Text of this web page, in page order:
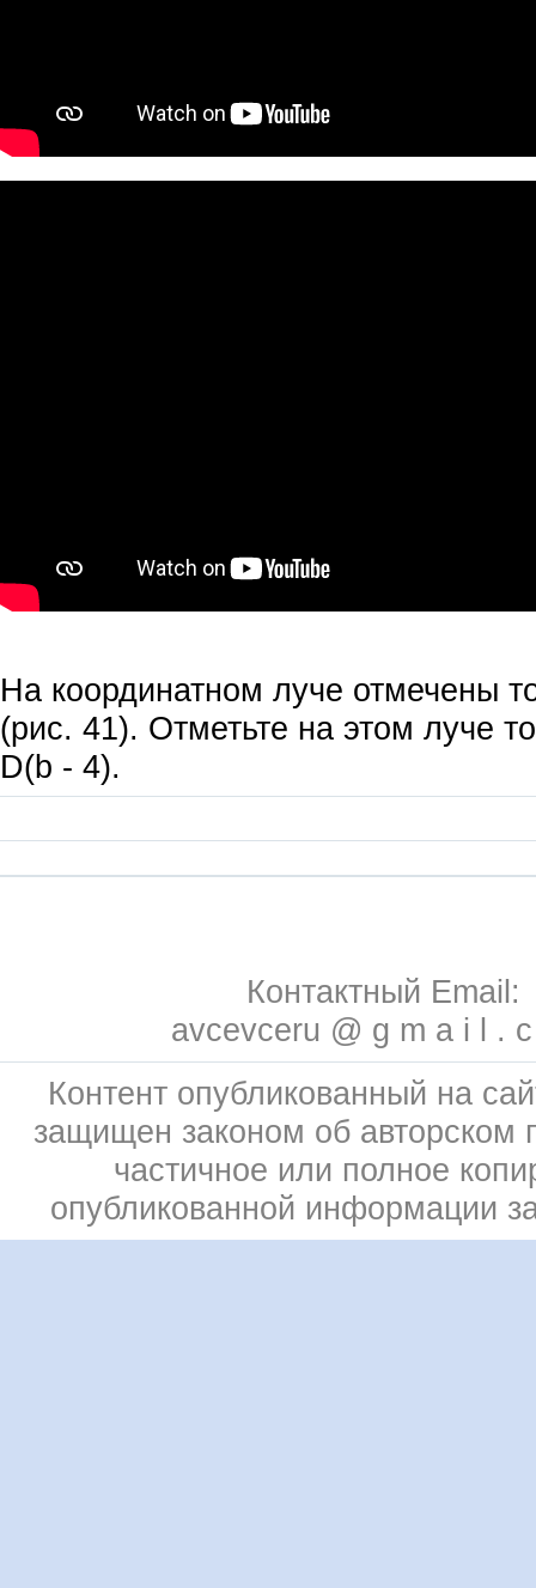
На координатном луче отмечены
(рис. 41). Отметьте на этом луче
D(b - 4).
Контактный Email:
avcevceru @ g m a i l .
Контент опубликованный на
защищен законом об авторском
частичное или полное
опубликованной информации